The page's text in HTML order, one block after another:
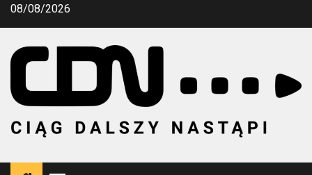
Przejdź
08/08/2026